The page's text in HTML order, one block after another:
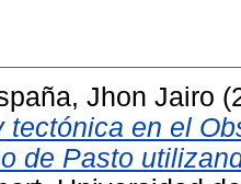
Jhon Jairo
tectónica en el
de Pasto